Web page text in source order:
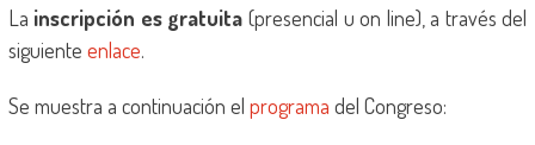
La inscripción es gratuita (presencial u on line), a través del
siguiente enlace.
Se muestra a continuación el programa del Congreso: